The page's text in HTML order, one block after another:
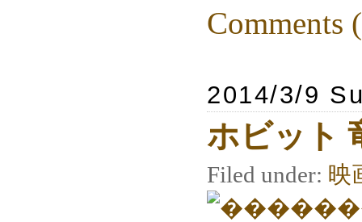
Comments
2014/3/9
ホビット
Filed under: 映